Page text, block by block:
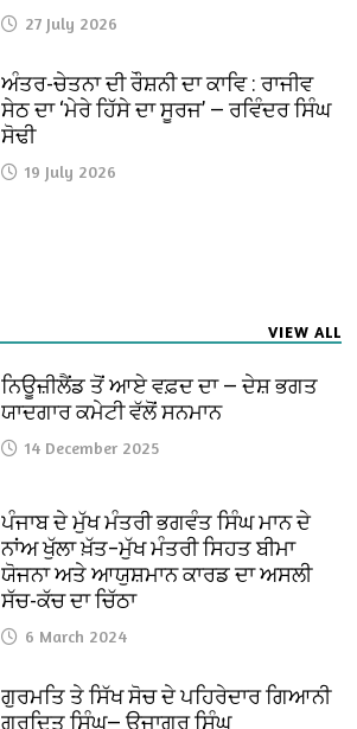
27 July 2026
ਅੰਤਰ-ਚੇਤਨਾ ਦੀ ਰੌਸ਼ਨੀ ਦਾ ਕਾਵਿ : ਰਾਜੀਵ
ਸੇਠ ਦਾ ‘ਮੇਰੇ ਹਿੱਸੇ ਦਾ ਸੂਰਜ’ — ਰਵਿੰਦਰ ਸਿੰਘ
ਸੋਢੀ
19 July 2026
VIEW ALL
ਨਿਊਜ਼ੀਲੈਂਡ ਤੋਂ ਆਏ ਵਫ਼ਦ ਦਾ — ਦੇਸ਼ ਭਗਤ
ਯਾਦਗਾਰ ਕਮੇਟੀ ਵੱਲੋਂ ਸਨਮਾਨ
14 December 2025
ਪੰਜਾਬ ਦੇ ਮੁੱਖ ਮੰਤਰੀ ਭਗਵੰਤ ਸਿੰਘ ਮਾਨ ਦੇ
ਨਾਂਅ ਖੁੱਲਾ ਖ਼ੱਤ–ਮੁੱਖ ਮੰਤਰੀ ਸਿਹਤ ਬੀਮਾ
ਯੋਜਨਾ ਅਤੇ ਆਯੁਸ਼ਮਾਨ ਕਾਰਡ ਦਾ ਅਸਲੀ
ਸੱਚ-ਕੱਚ ਦਾ ਚਿੱਠਾ
6 March 2024
ਗੁਰਮਤਿ ਤੇ ਸਿੱਖ ਸੋਚ ਦੇ ਪਹਿਰੇਦਾਰ ਗਿਆਨੀ
ਗੁਰਦਿਤ ਸਿੰਘ— ਉਜਾਗਰ ਸਿੰਘ